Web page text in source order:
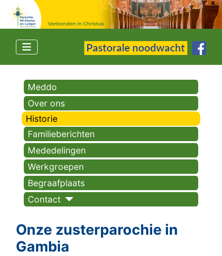
Meddo
Over ons
Historie
Familieberichten
Mededelingen
Werkgroepen
Begraafplaats
Contact
Onze zusterparochie in
Gambia